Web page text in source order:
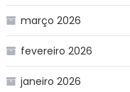
março 2026
fevereiro 2026
janeiro 2026